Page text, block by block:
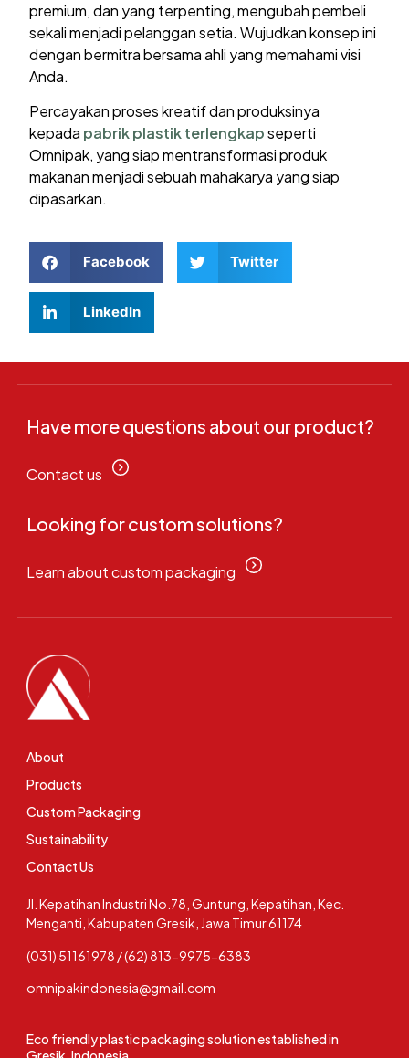
premium, dan yang terpenting, mengubah pembeli
sekali menjadi pelanggan setia. Wujudkan konsep ini
dengan bermitra bersama ahli yang memahami visi
Anda.
Percayakan proses kreatif dan produksinya
kepada pabrik plastik terlengkapseperti
Omnipak, yang siap mentransformasi produk
makanan menjadi sebuah mahakarya yang siap
dipasarkan.
Facebook Twitter
LinkedIn
Have more questions about our product?
Contact us
Looking for custom solutions?
Learn about custom packaging
Eco friendly plastic packaging solution established in
Jl. Kepatihan Industri No.78, Guntung, Kepatihan, Kec.
Menganti, Kabupaten Gresik, Jawa Timur 61174
(031) 51161978 / (62) 813-9975-6383
omnipakindonesia@gmail.com
About
Products
Custom Packaging
Sustainability
Contact Us